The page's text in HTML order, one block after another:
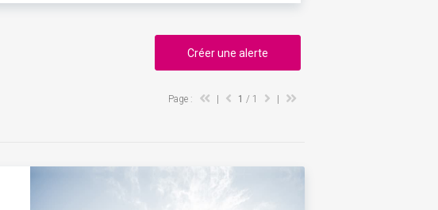
Créer une alerte
Page : 1 / 1